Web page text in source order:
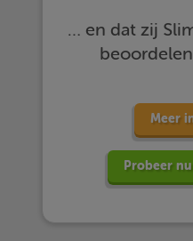
… en dat zij
beoordelen
Meer
Probeer